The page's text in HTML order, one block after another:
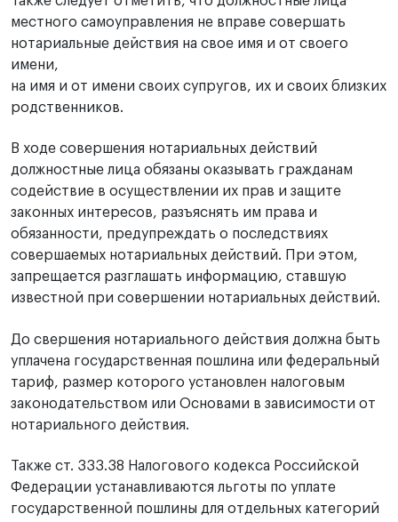
местного самоуправления не вправе совершать
нотариальные действия на свое имя и от своего
имени,
на имя и от имени своих супругов, их и своих близких
родственников.
В ходе совершения нотариальных действий
должностные лица обязаны оказывать гражданам
содействие в осуществлении их прав и защите
законных интересов, разъяснять им права и
обязанности, предупреждать о последствиях
совершаемых нотариальных действий. При этом,
запрещается разглашать информацию, ставшую
известной при совершении нотариальных действий.
До свершения нотариального действия должна быть
уплачена государственная пошлина или федеральный
тариф, размер которого установлен налоговым
законодательством или Основами в зависимости от
нотариального действия.
Также ст. 333.38 Налогового кодекса Российской
Федерации устанавливаются льготы по уплате
государственной пошлины для отдельных категорий